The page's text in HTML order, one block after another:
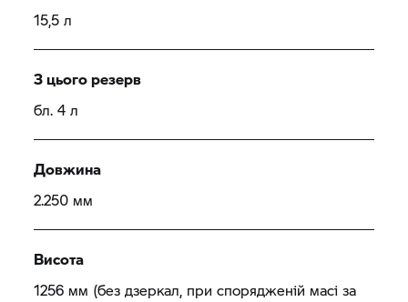
15,5 л
З цього резерв
бл. 4 л
Довжина
2.250 мм
Висота
1256 мм (без дзеркал, при спорядженій масі за